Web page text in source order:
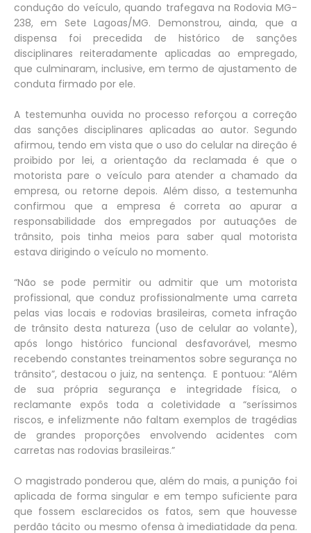
condução do veículo, quando trafegava na Rodovia MG-
238, em Sete Lagoas/MG. Demonstrou, ainda, que a
dispensa foi precedida de histórico de sanções
disciplinares reiteradamente aplicadas ao empregado,
que culminaram, inclusive, em termo de ajustamento de
conduta firmado por ele.
A testemunha ouvida no processo reforçou a correção
das sanções disciplinares aplicadas ao autor. Segundo
afirmou, tendo em vista que o uso do celular na direção é
proibido por lei, a orientação da reclamada é que o
motorista pare o veículo para atender a chamado da
empresa, ou retorne depois. Além disso, a testemunha
confirmou que a empresa é correta ao apurar a
responsabilidade dos empregados por autuações de
trânsito, pois tinha meios para saber qual motorista
estava dirigindo o veículo no momento.
“Não se pode permitir ou admitir que um motorista
profissional, que conduz profissionalmente uma carreta
pelas vias locais e rodovias brasileiras, cometa infração
de trânsito desta natureza (uso de celular ao volante),
após longo histórico funcional desfavorável, mesmo
recebendo constantes treinamentos sobre segurança no
trânsito”, destacou o juiz, na sentença. E pontuou: “Além
de sua própria segurança e integridade física, o
reclamante expôs toda a coletividade a “seríssimos
riscos, e infelizmente não faltam exemplos de tragédias
de grandes proporções envolvendo acidentes com
carretas nas rodovias brasileiras.”
O magistrado ponderou que, além do mais, a punição foi
aplicada de forma singular e em tempo suficiente para
que fossem esclarecidos os fatos, sem que houvesse
perdão tácito ou mesmo ofensa à imediatidade da pena.